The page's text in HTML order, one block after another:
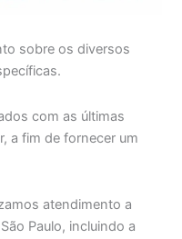
sobre os diversos
com as últimas
a fim de fornecer um
atendimento a
Paulo, incluindo a